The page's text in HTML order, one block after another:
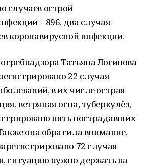
случаев острой
– 896, два случая
коронавирусной инфекции.
Татьяна Логинова
22 случая
в их числе острая
ветряная оспа, туберкулёз,
пять пострадавших
она обратила внимание,
72 случая
ситуацию нужно держать на